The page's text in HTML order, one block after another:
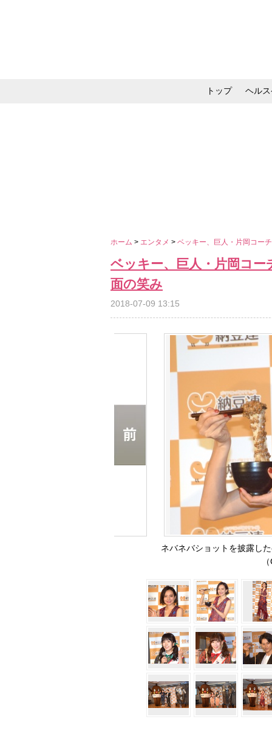
トップ ヘル
ホーム > エンタメ > ベッキー、巨人・片岡コー
ベッキー、巨人・片岡コ
面の笑み
2018-07-09 13:15
ネバネバショットを披露し